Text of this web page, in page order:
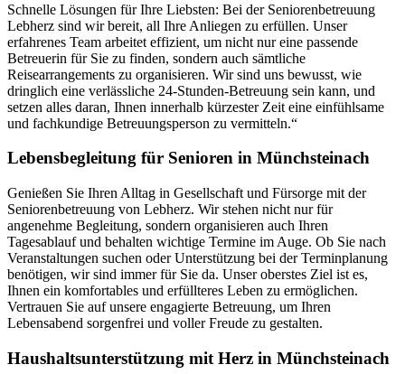
Schnelle Lösungen für Ihre Liebsten: Bei der Seniorenbetreuung
Lebherz sind wir bereit, all Ihre Anliegen zu erfüllen. Unser
erfahrenes Team arbeitet effizient, um nicht nur eine passende
Betreuerin für Sie zu finden, sondern auch sämtliche
Reisearrangements zu organisieren. Wir sind uns bewusst, wie
dringlich eine verlässliche 24-Stunden-Betreuung sein kann, und
setzen alles daran, Ihnen innerhalb kürzester Zeit eine einfühlsame
und fachkundige Betreuungsperson zu vermitteln.“
Lebensbegleitung für Senioren in Münchsteinach
Genießen Sie Ihren Alltag in Gesellschaft und Fürsorge mit der
Seniorenbetreuung von Lebherz. Wir stehen nicht nur für
angenehme Begleitung, sondern organisieren auch Ihren
Tagesablauf und behalten wichtige Termine im Auge. Ob Sie nach
Veranstaltungen suchen oder Unterstützung bei der Terminplanung
benötigen, wir sind immer für Sie da. Unser oberstes Ziel ist es,
Ihnen ein komfortables und erfüllteres Leben zu ermöglichen.
Vertrauen Sie auf unsere engagierte Betreuung, um Ihren
Lebensabend sorgenfrei und voller Freude zu gestalten.
Haushalts­unterstützung mit Herz in Münchsteinach